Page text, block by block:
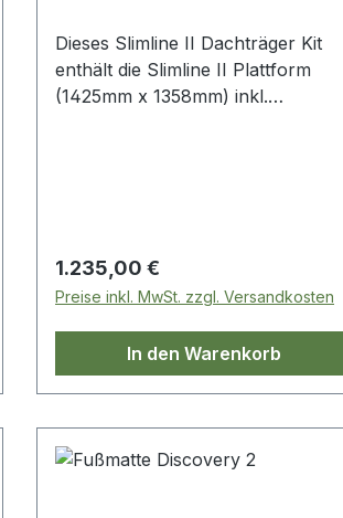
Dieses Slimline II Dachträger Kit
enthält die Slimline II Plattform
(1425mm x 1358mm) inkl.
Dachträger, um z.B. Unterbau-
Ablageschienen oder andere
Accessoires zu montieren.
Regulärer Preis:
1.235,00 €
Preise inkl. MwSt. zzgl. Versandkosten
In den Warenkorb